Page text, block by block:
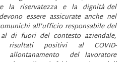
la riservatezza e la dignità del
essere assicurate anche nel
all'ufficio responsabile del
di fuori del contesto aziendale,
risultati positivi al COVID-
del lavoratore